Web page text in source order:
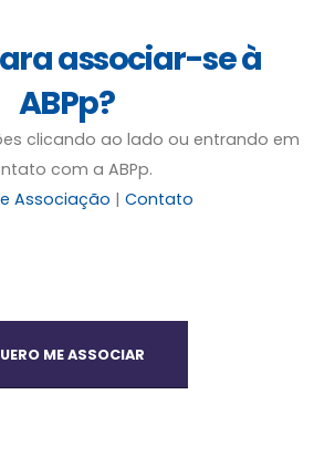
associar-se à
ABPp?
clicando ao lado ou entrando em
com a ABPp.
Associação | Contato
ME ASSOCIAR